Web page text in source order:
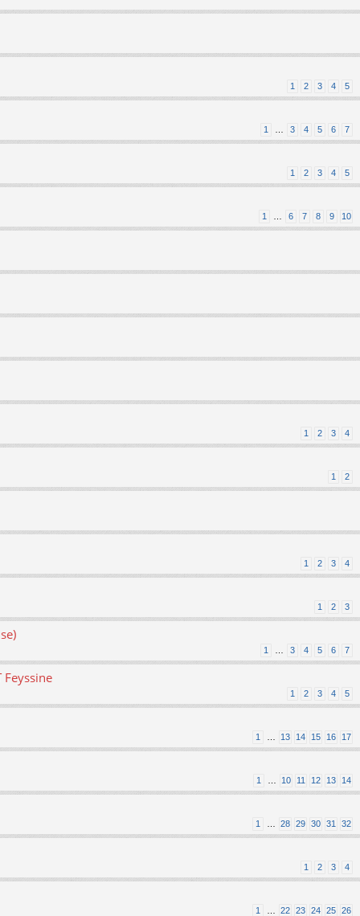
1 2 3 4 5
1 3 4 5 6 7
1 2 3 4 5
1 6 7 8 9 10
1 2 3 4
1 2
1 2 3 4
1 2 3
1 3 4 5 6 7
Feyssine
1 2 3 4 5
1 13 14 15 16 17
1 10 11 12 13 14
1 28 29 30 31 32
1 2 3 4
1 22 23 24 25 26